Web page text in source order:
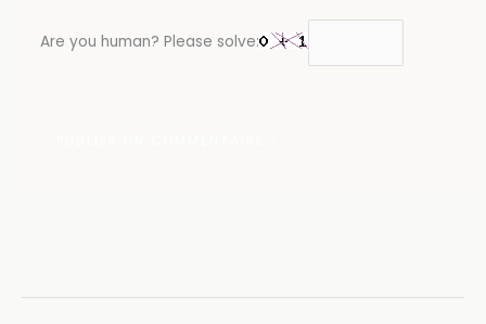
Are you human? Please solve: